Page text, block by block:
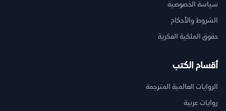
سياسة الخصوصية
الشروط والأحكام
حقوق الملكية الفكرية
أقسام الكتب
الروايات العالمية المترجمة
روايات عربية